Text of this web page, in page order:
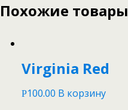
Похожие товары
Virginia Red
Р100.00 В корзину